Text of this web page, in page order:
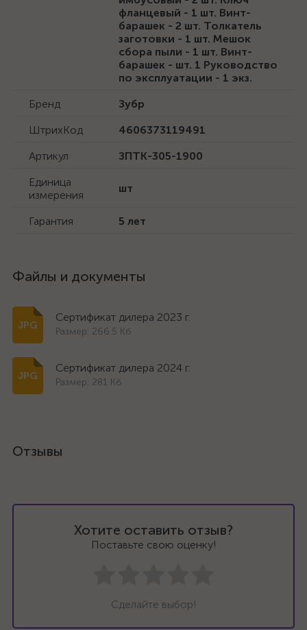
фланцевый - 1 шт. Винт-
барашек - 2 шт. Толкатель
заготовки - 1 шт. Мешок
сбора пыли - 1 шт. Винт-
барашек - шт. 1 Руководство
по эксплуатации - 1 экз.
Бренд
Зубр
ШтрихКод
4606373119491
Артикул
ЗПТК-305-1900
Единица
измерения
шт
Гарантия 5 лет
Файлы и документы
Сертификат дилера 2023 г.
Размер: 266.5 Кб
Сертификат дилера 2024 г.
Размер: 281 Кб
Отзывы
Хотите оставить отзыв?
Поставьте свою оценку!
Сделайте выбор!